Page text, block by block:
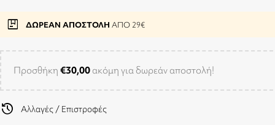
package ΔΩΡΕΑΝ ΑΠΟΣΤΟΛΗ ΑΠΟ 29€
Προσθήκη €30,00 ακόμη για δωρεάν αποστολή!
history Αλλαγές / Επιστροφές